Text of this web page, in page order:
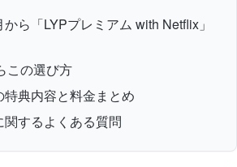
ら「LYPプレミアム with Netflix」
この選び方
特典内容と料金まとめ
関するよくある質問